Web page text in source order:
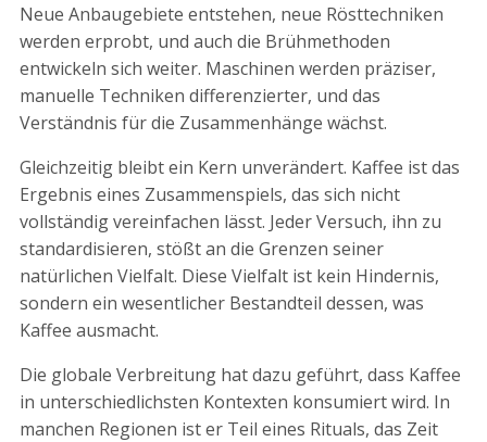
Neue Anbaugebiete entstehen, neue Rösttechniken
werden erprobt, und auch die Brühmethoden
entwickeln sich weiter. Maschinen werden präziser,
manuelle Techniken differenzierter, und das
Verständnis für die Zusammenhänge wächst.
Gleichzeitig bleibt ein Kern unverändert. Kaffee ist das
Ergebnis eines Zusammenspiels, das sich nicht
vollständig vereinfachen lässt. Jeder Versuch, ihn zu
standardisieren, stößt an die Grenzen seiner
natürlichen Vielfalt. Diese Vielfalt ist kein Hindernis,
sondern ein wesentlicher Bestandteil dessen, was
Kaffee ausmacht.
Die globale Verbreitung hat dazu geführt, dass Kaffee
in unterschiedlichsten Kontexten konsumiert wird. In
manchen Regionen ist er Teil eines Rituals, das Zeit